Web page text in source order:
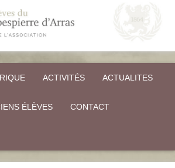
ACTIVITÉS ACTUALITES
ÉLÈVES CONTACT